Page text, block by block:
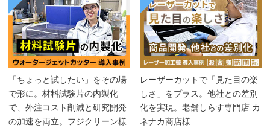
「ちょっと試したい」をその場
で形に。材料試験片の内製化
で、外注コスト削減と研究開発
の加速を両立。フジクリーン様
レーザーカットで「見た目の楽
しさ」をプラス。他社との差別
化を実現。老舗しらす専門店 カ
ネナカ商店様